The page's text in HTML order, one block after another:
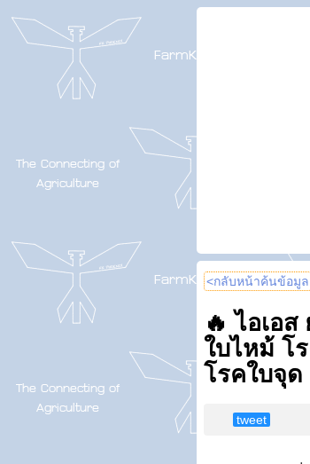
<กลับหน้าค้นข้อมูล
🔥 ไอเอ
ใบไหม้ โ
โรคใบจุด
tweet